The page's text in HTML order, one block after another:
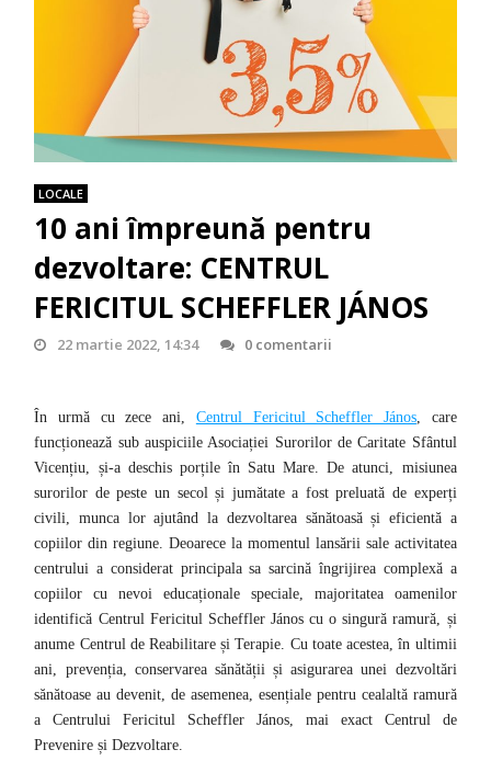
LOCALE
10 ani împreună pentru
dezvoltare: CENTRUL
FERICITUL SCHEFFLER JÁNOS
22 martie 2022, 14:34 0 comentarii
În urmă cu zece ani, Centrul Fericitul Scheffler János, care
funcționează sub auspiciile Asociației Surorilor de Caritate Sfântul
Vicențiu, și-a deschis porțile în Satu Mare. De atunci, misiunea
surorilor de peste un secol și jumătate a fost preluată de experți
civili, munca lor ajutând la dezvoltarea sănătoasă și eficientă a
copiilor din regiune. Deoarece la momentul lansării sale activitatea
centrului a considerat principala sa sarcină îngrijirea complexă a
copiilor cu nevoi educaționale speciale, majoritatea oamenilor
identifică Centrul Fericitul Scheffler János cu o singură ramură, și
anume Centrul de Reabilitare și Terapie. Cu toate acestea, în ultimii
ani, prevenția, conservarea sănătății și asigurarea unei dezvoltări
sănătoase au devenit, de asemenea, esențiale pentru cealaltă ramură
a Centrului Fericitul Scheffler János, mai exact Centrul de
Prevenire și Dezvoltare.